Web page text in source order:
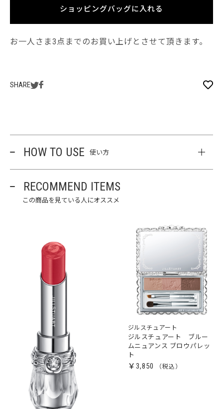
ショッピングバッグに入れる
お一人さま3点までのお買い上げとさせて頂きます。
SHARE
HOW TO USE 使い方
RECOMMEND ITEMS
この商品を見ている人にオススメ
ジルスチュアート
ジルスチュアート ブルー
ムニュアンス ブロウパレッ
ト
￥3,850